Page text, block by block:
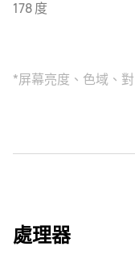
178 度
*屏幕亮度、色域、
處理器